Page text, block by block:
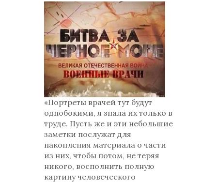
«Портреты врачей тут будут
однобокими, я знала их только в
труде. Пусть же и эти небольшие
заметки послужат для
накопления материала о части
из них, чтобы потом, не теряя
никого, восполнить полную
картину человеческого